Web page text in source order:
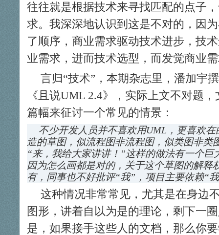
往往就是根据技术来寻找匹配的点子
求。我深深地认识到这是不对的，因
了顺序，商业需求驱动技术进步，技
业需求，进而技术选型，而发觉商业
言归“技术”，本期杂志里，潘加宇
《且说UML 2.4》，实际上文不对题
篇幅来征讨一个常见的情景：
不少开发人员并不喜欢用UML，更喜欢在
造的草图，似流程图非流程图，似类图非类
“来，我给大家讲讲！”这样的做法有一个巨
因为怎么画都是对的，关于这个草图的解释
有，同事也不好批评“我”，项目主要依赖“
这种情况非常常见，尤其是在身边
图形，讲着自以为是的理论，剩下一
是，如果接手这些人的文档，那么你